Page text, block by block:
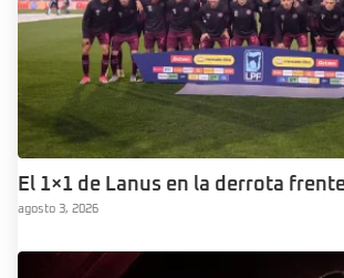
El 1×1 de Lanus en la derrota
agosto 3, 2026